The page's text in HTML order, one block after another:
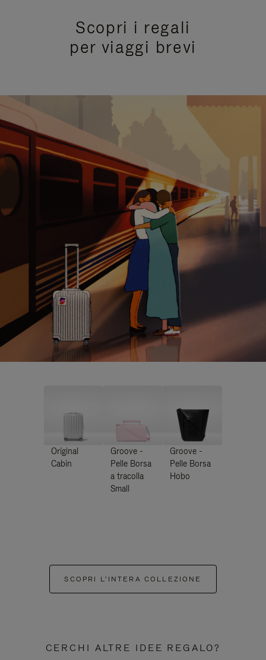
Scopri i regali
per viaggi brevi
Original
Cabin
Groove -
Pelle Borsa
a tracolla
Small
Groove -
Pelle Borsa
Hobo
SCOPRI L'INTERA COLLEZIONE
CERCHI ALTRE IDEE REGALO?